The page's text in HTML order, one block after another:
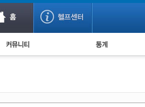
사기 예방했어요! 누적 피해사례 통계